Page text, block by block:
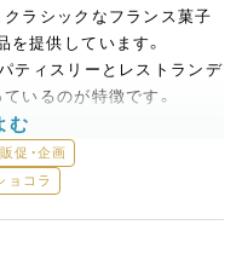
ラシックなフランス菓子
提供しています。
ティスリーとレストランデ
いるのが特徴です。
ショコラの製造・管理
販促・企画
ョコラ